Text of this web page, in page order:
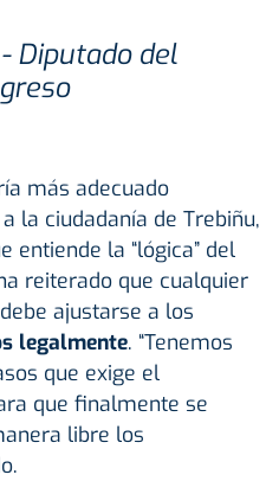
Diputado del
más adecuado
la ciudadanía de Trebiñu,
entiende la “lógica” del
reiterado que cualquier
debe ajustarse a los
legalmente. “Tenemos
que exige el
que finalmente se
libre los